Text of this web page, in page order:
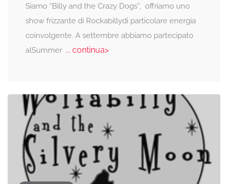
Siamo “Billy and the Crazy Dogs”, offriamo uno
show frizzante di Rockabillydi particolare energia
coinvolgente. A settembre abbiamo partecipato
alSummer... continua>